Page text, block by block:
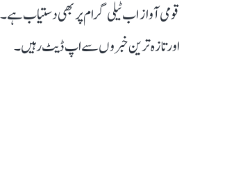
قومی آواز اب ٹیلی گرام پر بھی دستیاب
اور تازہ ترین خبروں سے اپ ڈیٹ رہیں۔